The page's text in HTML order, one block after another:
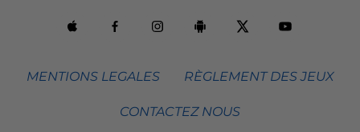
MENTIONS LEGALES RÈGLEMENT DES JEUX
CONTACTEZ NOUS